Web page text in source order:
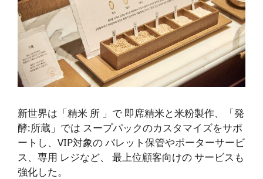
新世界は「精米 所 」で 即席精米と米粉製作、「発
酵:所蔵」では スープパックのカスタマイズをサポ
ートし、VIP対象のバレット保管やポーターサービ
ス、専用 レジなど、 最上位顧客向けのサービスも
強化した。